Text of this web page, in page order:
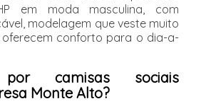
em moda masculina, com
modelagem que veste muito
conforto para o dia-a-
por camisas sociais
Monte Alto?